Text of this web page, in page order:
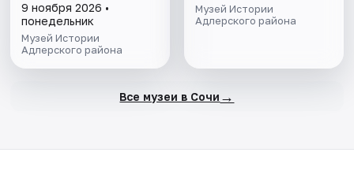
9 ноября 2026 •
понедельник
Музей Истории
Адлерского района
Музей Истории
Адлерского района
Все музеи в Сочи →